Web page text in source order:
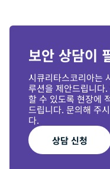
보안 상담이
시큐리타스코리아는
루션을 제안드립니다
할 수 있도록 현장에
드립니다. 문의해 주
다.
상담 신청